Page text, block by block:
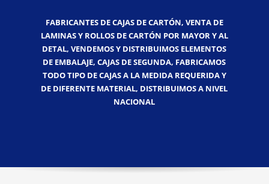
FABRICANTES DE CAJAS DE CARTÓN, VENTA DE
LAMINAS Y ROLLOS DE CARTÓN POR MAYOR Y AL
DETAL, VENDEMOS Y DISTRIBUIMOS ELEMENTOS
DE EMBALAJE, CAJAS DE SEGUNDA, FABRICAMOS
TODO TIPO DE CAJAS A LA MEDIDA REQUERIDA Y
DE DIFERENTE MATERIAL, DISTRIBUIMOS A NIVEL
NACIONAL